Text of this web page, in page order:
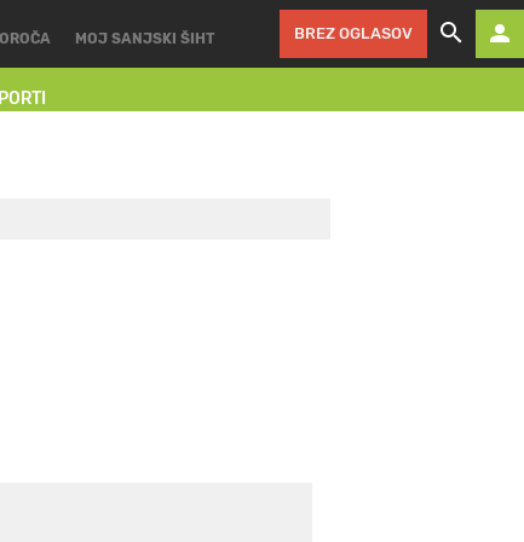
MOJ SANJSKI ŠIHT BREZ OGLASOV